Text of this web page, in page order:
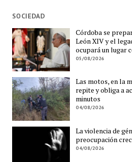
SOCIEDAD
Córdoba se
León XIV y el
ocupará un lugar
05/08/2026
Las motos, en la
repite y obliga a
minutos
04/08/2026
La violencia de
preocupación
04/08/2026